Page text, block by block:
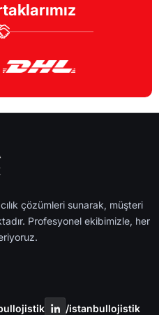
çözümleri sunarak, müşteri
Profesyonel ekibimizle, her
/i̇stanbullojistik